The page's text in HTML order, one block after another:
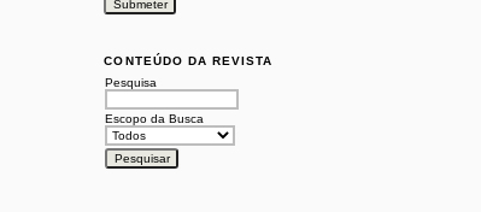
CONTEÚDO DA REVISTA
Pesquisa
Escopo da Busca